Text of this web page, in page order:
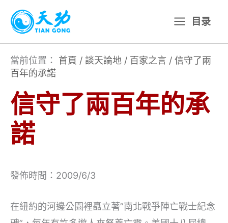
主
目录
當前位置： 首頁 / 談天論地 / 百家之言 / 信守了兩
百年的承諾
信守了兩百年的承
諾
發佈時間：2009/6/3
在紐約的河邊公園裡矗立著”南北戰爭陣亡戰士紀念